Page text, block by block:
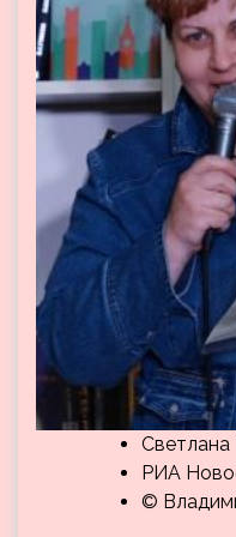
Светлана
РИА
©